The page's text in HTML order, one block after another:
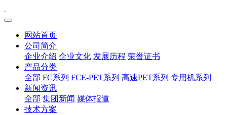
网站首页
公司简介
企业介绍 企业文化 发展历程 荣誉证书
产品分类
全部 FC系列 FCE-PET系列 高速PET系列 专用机系列
新闻资讯
全部 集团新闻 媒体报道
技术方案